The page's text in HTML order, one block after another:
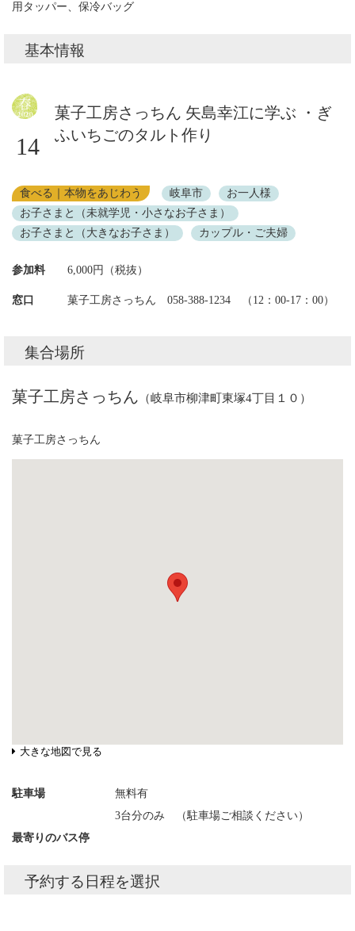
用タッパー、保冷バッグ
基本情報
14
菓子工房さっちん 矢島幸江に学ぶ ・ぎ
ふいちごのタルト作り
食べる｜本物をあじわう 岐阜市
お一人様
お子さまと（未就学児・小さなお子さま）
お子さまと（大きなお子さま）
カップル・ご夫婦
参加料 6,000円（税抜）
窓口 菓子工房さっちん 058-388-1234 （12：00-17：00）
集合場所
菓子工房さっちん （岐阜市柳津町東塚4丁目１０）
菓子工房さっちん
大きな地図で見る
駐車場
無料有
3台分のみ （駐車場ご相談ください）
最寄りのバス停
予約する日程を選択